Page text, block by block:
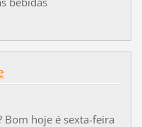
Bom hoje é sexta-feira